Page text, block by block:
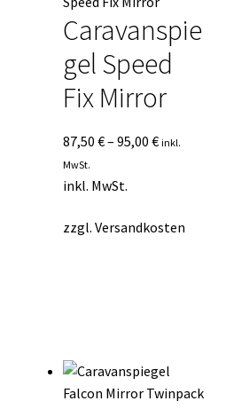
Mein Konto
Vertrag widerrufen
Caravanspie
gel Speed
Fix Mirror
87,50 €– 95,00 € inkl.
MwSt.
inkl. MwSt.
zzgl. Versandkosten